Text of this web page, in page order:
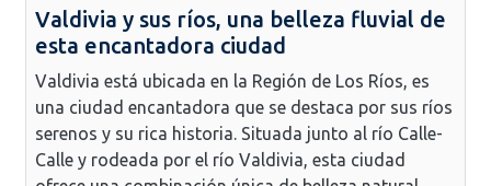
Valdivia y sus ríos, una belleza fluvial de
esta encantadora ciudad
Valdivia está ubicada en la Región de Los Ríos, es
una ciudad encantadora que se destaca por sus ríos
serenos y su rica historia. Situada junto al río Calle-
Calle y rodeada por el río Valdivia, esta ciudad